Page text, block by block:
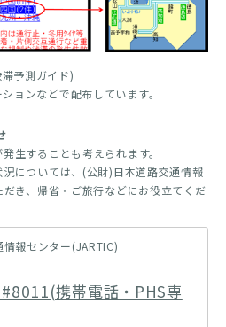
予測ガイド)
ョンなどで配布しています。
生することも考えられます。
については、(公財)日本道路交通情報
き、帰省・ご旅行などにお役立てくだ
情報センター(JARTIC)
携帯電話・PHS専